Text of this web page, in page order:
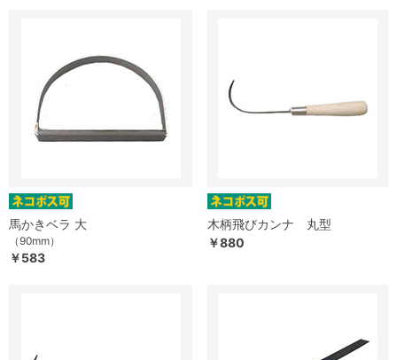
馬かきベラ 大
（90mm）
￥583
木柄飛びカンナ 丸型
￥880